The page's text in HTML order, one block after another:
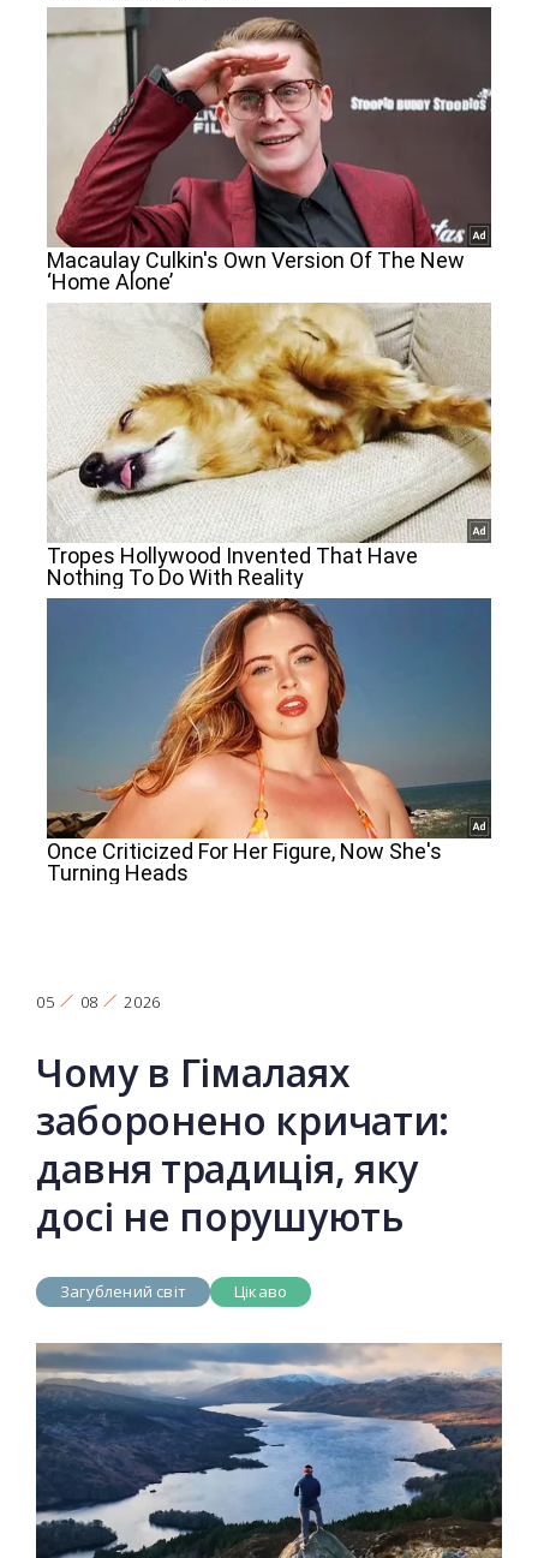
05 08 2026
Чому в Гімалаях
заборонено кричати:
давня традиція, яку
досі не порушують
Загублений світ Цікаво